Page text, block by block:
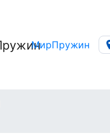
МирПружин